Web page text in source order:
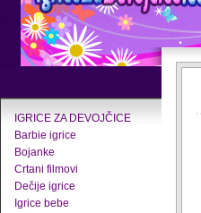
IGRICE ZA DEVOJČICE
Barbie igrice
Bojanke
Crtani filmovi
Dečije igrice
Igrice bebe